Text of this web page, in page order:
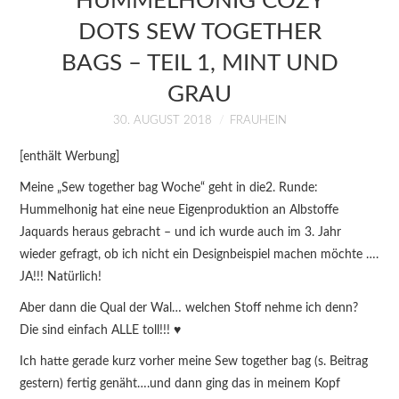
ÜBER MICH
DOTS SEW TOGETHER
BAGS – TEIL 1, MINT UND
GRAU
30. AUGUST 2018 FRAUHEIN
[enthält Werbung]
Meine „Sew together bag Woche“ geht in die2. Runde:
Hummelhonig hat eine neue Eigenproduktion an Albstoffe
Jaquards heraus gebracht – und ich wurde auch im 3. Jahr
wieder gefragt, ob ich nicht ein Designbeispiel machen möchte ….
JA!!! Natürlich!
Aber dann die Qual der Wal… welchen Stoff nehme ich denn?
Die sind einfach ALLE toll!!! ♥
Ich hatte gerade kurz vorher meine Sew together bag (s. Beitrag
gestern) fertig genäht….und dann ging das in meinem Kopf